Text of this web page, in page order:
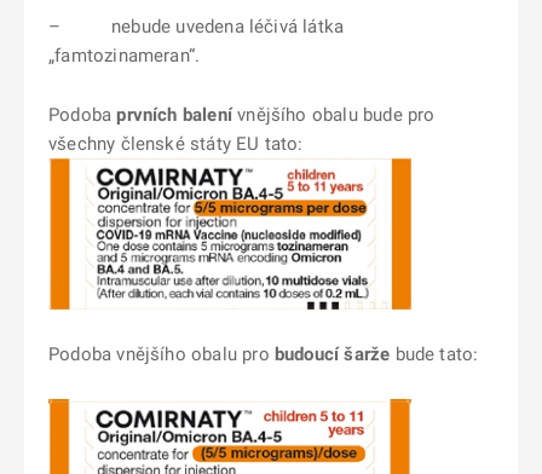
– nebude uvedena léčivá látka
„famtozinameran“.
Podobaprvních balenívnějšího obalu bude pro
všechny členské státy EU tato:
Podoba vnějšího obalu pro budoucí šarže bude tato: